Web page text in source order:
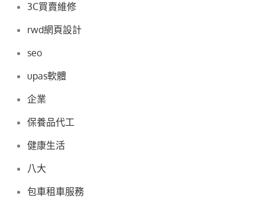
3C買賣維修
rwd網頁設計
seo
upas軟體
企業
保養品代工
健康生活
八大
包車租車服務